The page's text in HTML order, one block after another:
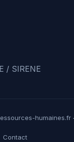
/ SIRENE
humaines.fr
Contact